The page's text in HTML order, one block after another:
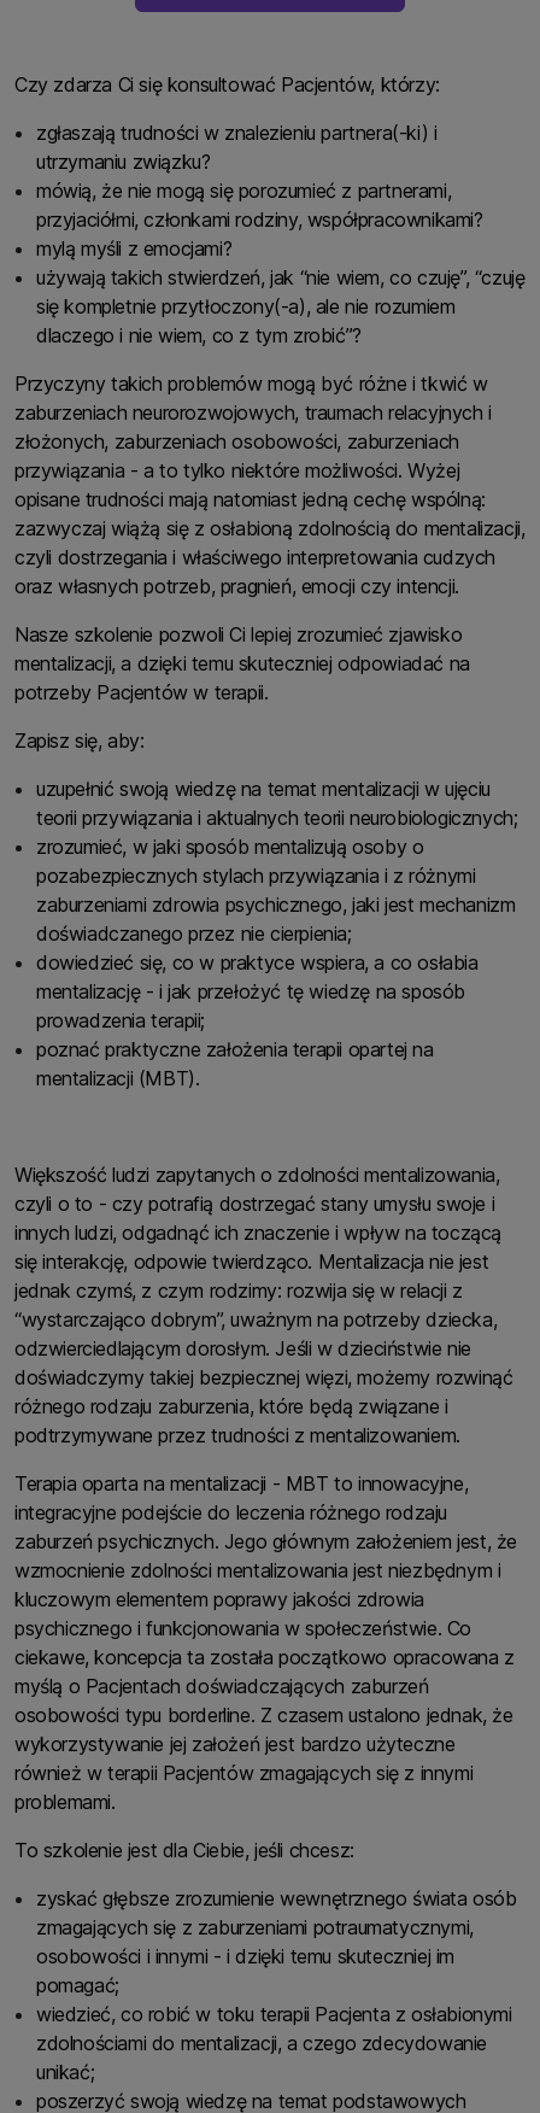
Czy zdarza Ci się konsultować Pacjentów, którzy:
zgłaszają trudności w znalezieniu partnera(-ki) i
utrzymaniu związku?
mówią, że nie mogą się porozumieć z partnerami,
przyjaciółmi, członkami rodziny, współpracownikami?
mylą myśli z emocjami?
używają takich stwierdzeń, jak “nie wiem, co czuję”, “czuję
się kompletnie przytłoczony(-a), ale nie rozumiem
dlaczego i nie wiem, co z tym zrobić”?
Przyczyny takich problemów mogą być różne i tkwić w
zaburzeniach neurorozwojowych, traumach relacyjnych i
złożonych, zaburzeniach osobowości, zaburzeniach
przywiązania - a to tylko niektóre możliwości. Wyżej
opisane trudności mają natomiast jedną cechę wspólną:
zazwyczaj wiążą się z osłabioną zdolnością do mentalizacji,
czyli dostrzegania i właściwego interpretowania cudzych
oraz własnych potrzeb, pragnień, emocji czy intencji.
Nasze szkolenie pozwoli Ci lepiej zrozumieć zjawisko
mentalizacji, a dzięki temu skuteczniej odpowiadać na
potrzeby Pacjentów w terapii.
Zapisz się, aby:
uzupełnić swoją wiedzę na temat mentalizacji w ujęciu
teorii przywiązania i aktualnych teorii neurobiologicznych;
zrozumieć, w jaki sposób mentalizują osoby o
pozabezpiecznych stylach przywiązania i z różnymi
zaburzeniami zdrowia psychicznego, jaki jest mechanizm
doświadczanego przez nie cierpienia;
dowiedzieć się, co w praktyce wspiera, a co osłabia
mentalizację - i jak przełożyć tę wiedzę na sposób
prowadzenia terapii;
poznać praktyczne założenia terapii opartej na
mentalizacji (MBT).
Większość ludzi zapytanych o zdolności mentalizowania,
czyli o to - czy potrafią dostrzegać stany umysłu swoje i
innych ludzi, odgadnąć ich znaczenie i wpływ na toczącą
się interakcję, odpowie twierdząco. Mentalizacja nie jest
jednak czymś, z czym rodzimy: rozwija się w relacji z
“wystarczająco dobrym”, uważnym na potrzeby dziecka,
odzwierciedlającym dorosłym. Jeśli w dzieciństwie nie
doświadczymy takiej bezpiecznej więzi, możemy rozwinąć
różnego rodzaju zaburzenia, które będą związane i
podtrzymywane przez trudności z mentalizowaniem.
Terapia oparta na mentalizacji - MBT to innowacyjne,
integracyjne podejście do leczenia różnego rodzaju
zaburzeń psychicznych. Jego głównym założeniem jest, że
wzmocnienie zdolności mentalizowania jest niezbędnym i
kluczowym elementem poprawy jakości zdrowia
psychicznego i funkcjonowania w społeczeństwie. Co
ciekawe, koncepcja ta została początkowo opracowana z
myślą o Pacjentach doświadczających zaburzeń
osobowości typu borderline. Z czasem ustalono jednak, że
wykorzystywanie jej założeń jest bardzo użyteczne
również w terapii Pacjentów zmagających się z innymi
problemami.
To szkolenie jest dla Ciebie, jeśli chcesz:
zyskać głębsze zrozumienie wewnętrznego świata osób
zmagających się z zaburzeniami potraumatycznymi,
osobowości i innymi - i dzięki temu skuteczniej im
pomagać;
wiedzieć, co robić w toku terapii Pacjenta z osłabionymi
zdolnościami do mentalizacji, a czego zdecydowanie
unikać;
poszerzyć swoją wiedzę na temat podstawowych